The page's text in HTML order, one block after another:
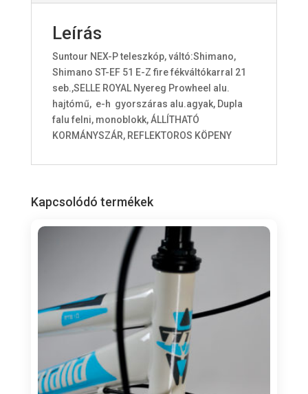
F
Leírás
Suntour NEX-P teleszkóp, váltó:Shimano,
Shimano ST-EF 51 E-Z fire fékváltókarral 21
seb.,SELLE ROYAL Nyereg Prowheel alu.
hajtómű, e-h gyorszáras alu.agyak, Dupla
falu felni, monoblokk, ÁLLÍTHATÓ
KORMÁNYSZÁR, REFLEKTOROS KÖPENY
Kapcsolódó termékek